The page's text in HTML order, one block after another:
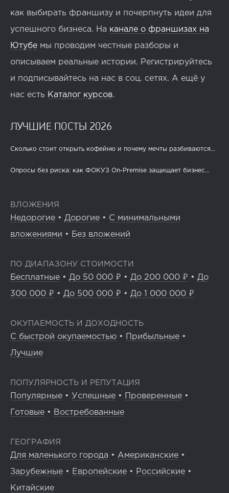
как выбирать франшизу и почерпнуть идеи для
успешного бизнеса. На канале о франшизах на
Ютубе мы проводим честные разборы и
описываем реальные истории. Регистрируйтесь
и подписывайтесь на нас в соц. сетях. А ещё у
нас есть Каталог курсов.
ЛУЧШИЕ ПОСТЫ 2026
Сколько стоит открыть кофейню и почему мечты разбиваются...
Опросы без риска: как ФОКУЗ On-Premise защищает бизнес...
ВЛОЖЕНИЯ
Недорогие • Дорогие • С минимальными
вложениями • Без вложений
ПО ДИАПАЗОНУ СТОИМОСТИ
Бесплатные • До 50 000 ₽ • До 200 000 ₽ • До
300 000 ₽ • До 500 000 ₽ • До 1 000 000 ₽
ОКУПАЕМОСТЬ И ДОХОДНОСТЬ
С быстрой окупаемостью • Прибыльные •
Лучшие
ПОПУЛЯРНОСТЬ И РЕПУТАЦИЯ
Популярные • Успешные • Проверенные •
Готовые • Востребованные
ГЕОГРАФИЯ
Для маленького города • Американские •
Зарубежные • Европейские • Российские •
Китайские